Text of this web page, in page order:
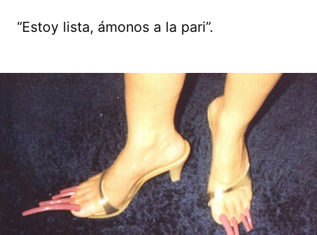
“Estoy lista, ámonos a la pari”.